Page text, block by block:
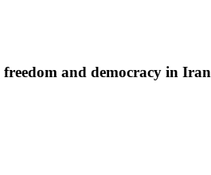
freedom and democracy in Iran